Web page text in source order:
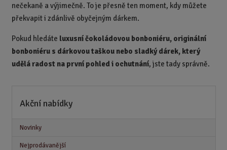
nečekaně a výjimečně. To je přesně ten moment, kdy můžete
překvapit i zdánlivě obyčejným dárkem.
Pokud hledáte luxusní čokoládovou bonboniéru, originální
bonboniéru s dárkovou taškou nebo sladký dárek, který
udělá radost na první pohled i ochutnání, jste tady správně.
Akční nabídky
Novinky
Nejprodávanější